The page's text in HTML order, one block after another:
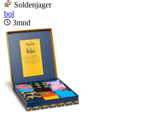
Soldenjager
bol
3mnd